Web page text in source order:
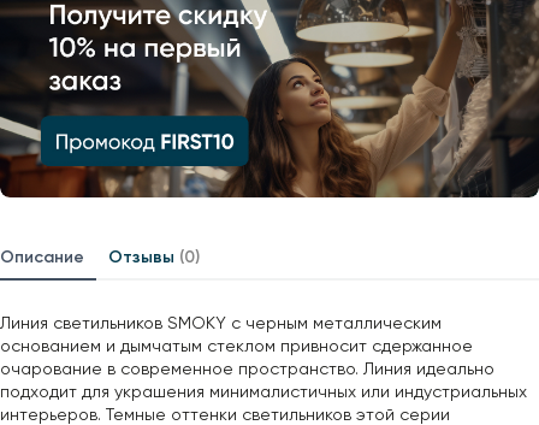
Описание Отзывы (0)
Линия светильников SMOKY с черным металлическим
основанием и дымчатым стеклом привносит сдержанное
очарование в современное пространство. Линия идеально
подходит для украшения минималистичных или индустриальных
интерьеров. Темные оттенки светильников этой серии